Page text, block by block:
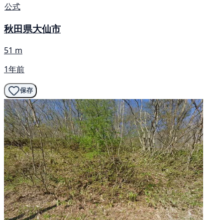
公式
秋田県大仙市
51 m
1年前
保存